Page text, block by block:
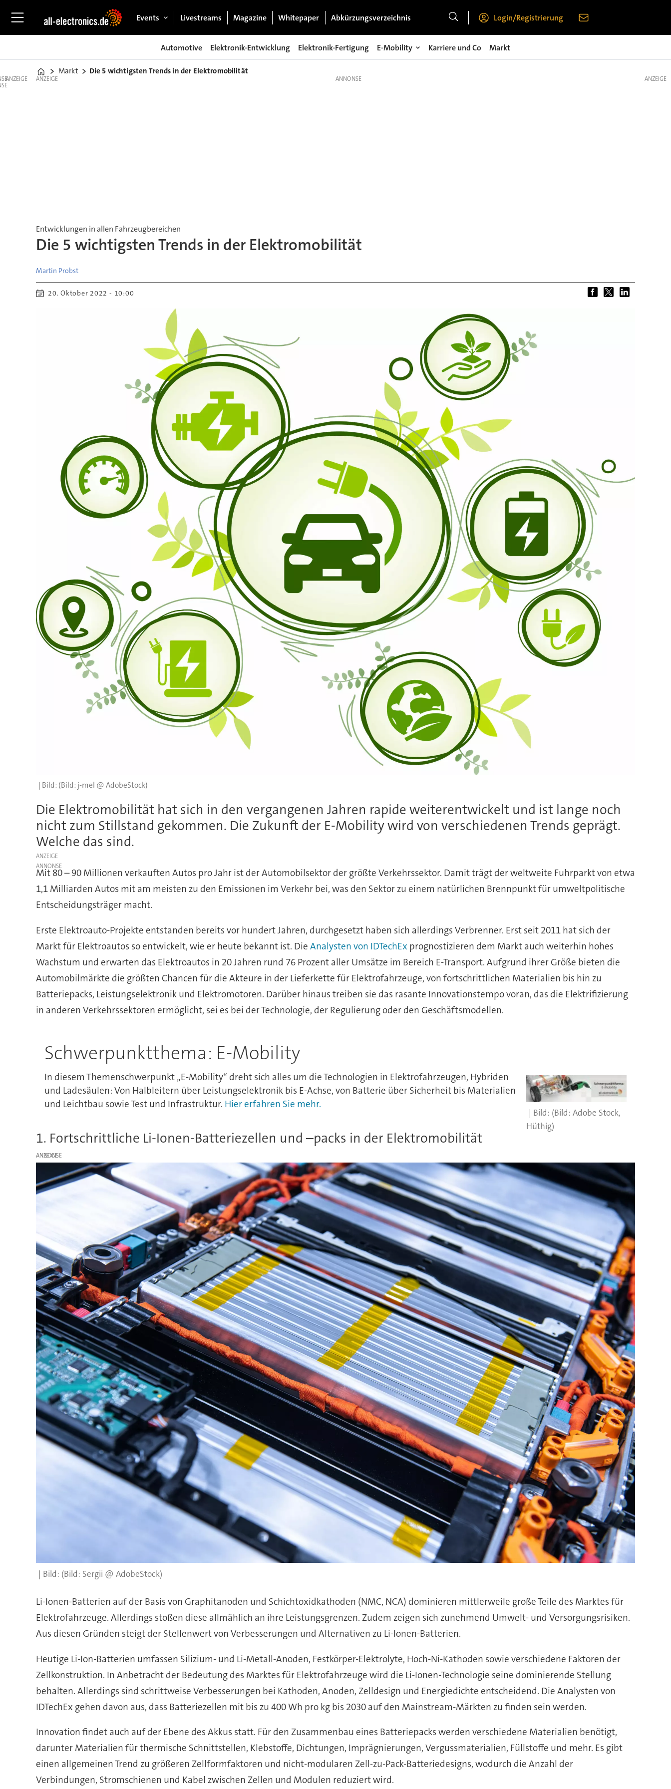
Events Livestreams Magazine Whitepaper Abkürzungsverzeichnis Login/Registrierung
Automotive Elektronik-Entwicklung Elektronik-Fertigung E-Mobility Karriere und Co Markt
Home
Markt Die 5 wichtigsten Trends in der Elektromobilität
ANZEIGE ANZEIGE
Entwicklungen in allen Fahrzeugbereichen
Die 5 wichtigsten Trends in der Elektromobilität
Martin Probst
20. Oktober 2022 - 10:00
(Bild: j-mel @ AdobeStock)
Die Elektromobilität hat sich in den vergangenen Jahren rapide weiterentwickelt und ist lange noch
nicht zum Stillstand gekommen. Die Zukunft der E-Mobility wird von verschiedenen Trends geprägt.
Welche das sind.
ANZEIGE
Mit 80 – 90 Millionen verkauften Autos pro Jahr ist der Automobilsektor der größte Verkehrssektor. Damit trägt der weltweite Fuhrparkt von etwa
1,1 Milliarden Autos mit am meisten zu den Emissionen im Verkehr bei, was den Sektor zu einem natürlichen Brennpunkt für umweltpolitische
Entscheidungsträger macht.
Erste Elektroauto-Projekte entstanden bereits vor hundert Jahren, durchgesetzt haben sich allerdings Verbrenner. Erst seit 2011 hat sich der
Markt für Elektroautos so entwickelt, wie er heute bekannt ist. Die Analysten von IDTechEx prognostizieren dem Markt auch weiterhin hohes
Wachstum und erwarten das Elektroautos in 20 Jahren rund 76 Prozent aller Umsätze im Bereich E-Transport. Aufgrund ihrer Größe bieten die
Automobilmärkte die größten Chancen für die Akteure in der Lieferkette für Elektrofahrzeuge, von fortschrittlichen Materialien bis hin zu
Batteriepacks, Leistungselektronik und Elektromotoren. Darüber hinaus treiben sie das rasante Innovationstempo voran, das die Elektrifizierung
in anderen Verkehrssektoren ermöglicht, sei es bei der Technologie, der Regulierung oder den Geschäftsmodellen.
Schwerpunktthema: E-Mobility
(Bild: Adobe Stock,
Hüthig)
In diesem Themenschwerpunkt „E-Mobility“ dreht sich alles um die Technologien in Elektrofahrzeugen, Hybriden
und Ladesäulen: Von Halbleitern über Leistungselektronik bis E-Achse, von Batterie über Sicherheit bis Materialien
und Leichtbau sowie Test und Infrastruktur. Hier erfahren Sie mehr.
1. Fortschrittliche Li-Ionen-Batteriezellen und –packs in der Elektromobilität
ANZEIGE
(Bild: Sergii @ AdobeStock)
Li-Ionen-Batterien auf der Basis von Graphitanoden und Schichtoxidkathoden (NMC, NCA) dominieren mittlerweile große Teile des Marktes für
Elektrofahrzeuge. Allerdings stoßen diese allmählich an ihre Leistungsgrenzen. Zudem zeigen sich zunehmend Umwelt- und Versorgungsrisiken.
Aus diesen Gründen steigt der Stellenwert von Verbesserungen und Alternativen zu Li-Ionen-Batterien.
Heutige Li-Ion-Batterien umfassen Silizium- und Li-Metall-Anoden, Festkörper-Elektrolyte, Hoch-Ni-Kathoden sowie verschiedene Faktoren der
Zellkonstruktion. In Anbetracht der Bedeutung des Marktes für Elektrofahrzeuge wird die Li-Ionen-Technologie seine dominierende Stellung
behalten. Allerdings sind schrittweise Verbesserungen bei Kathoden, Anoden, Zelldesign und Energiedichte entscheidend. Die Analysten von
IDTechEx gehen davon aus, dass Batteriezellen mit bis zu 400 Wh pro kg bis 2030 auf den Mainstream-Märkten zu finden sein werden.
Innovation findet auch auf der Ebene des Akkus statt. Für den Zusammenbau eines Batteriepacks werden verschiedene Materialien benötigt,
darunter Materialien für thermische Schnittstellen, Klebstoffe, Dichtungen, Imprägnierungen, Vergussmaterialien, Füllstoffe und mehr. Es gibt
einen allgemeinen Trend zu größeren Zellformfaktoren und nicht-modularen Zell-zu-Pack-Batteriedesigns, wodurch die Anzahl der
Verbindungen, Stromschienen und Kabel zwischen Zellen und Modulen reduziert wird.
ANZEIGE